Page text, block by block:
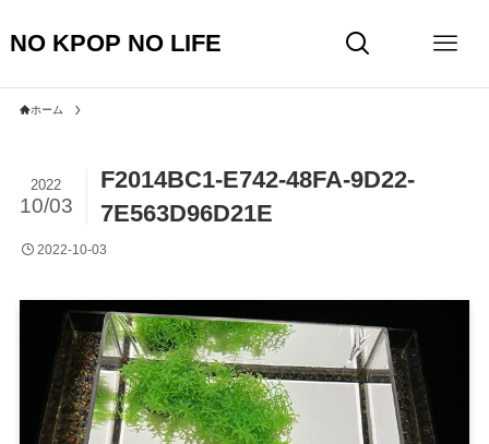
NO KPOP NO LIFE
ホーム
F2014BC1-E742-48FA-9D22-
7E563D96D21E
2022
10/03
2022-10-03